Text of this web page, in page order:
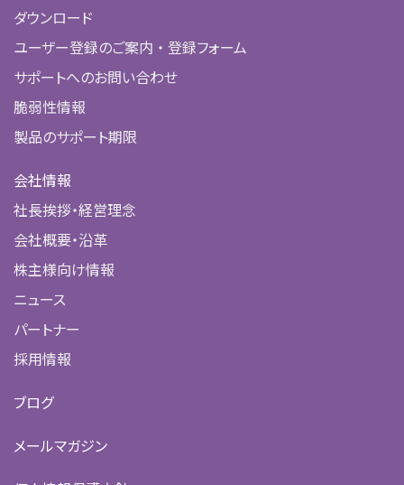
ダウンロード
ユーザー登録のご案内 ・ 登録フォーム
サポートへのお問い合わせ
脆弱性情報
製品のサポート期限
会社情報
社長挨拶・経営理念
会社概要・沿革
株主様向け情報
ニュース
パートナー
採用情報
ブログ
メールマガジン